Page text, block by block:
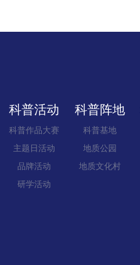
科普活动
科普作品大赛
主题日活动
品牌活动
研学活动
科普阵地
科普基地
地质公园
地质文化村